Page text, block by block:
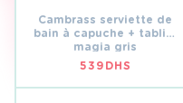
Cambrass serviette de
bain à capuche + tablier
magia gris
539 DHS